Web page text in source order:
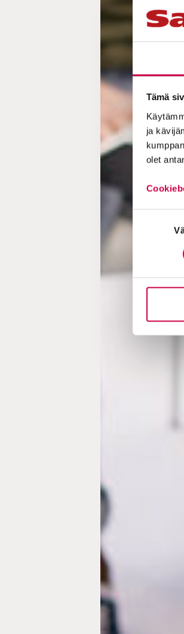
Tämä
ja
olet
valinta